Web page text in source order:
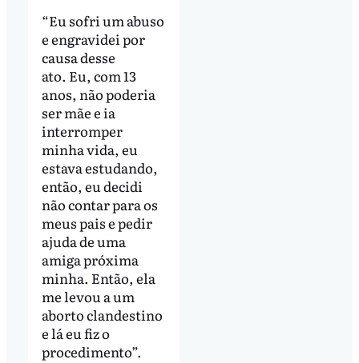
“Eu sofri um abuso
e engravidei por
causa desse
ato. Eu, com 13
anos, não poderia
ser mãe e ia
interromper
minha vida, eu
estava estudando,
então, eu decidi
não contar para os
meus pais e pedir
ajuda de uma
amiga próxima
minha. Então, ela
me levou a um
aborto clandestino
e lá eu fiz o
procedimento”.